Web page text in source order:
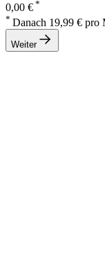
0,00 € *
* Danach 19,99 € pro
Weiter